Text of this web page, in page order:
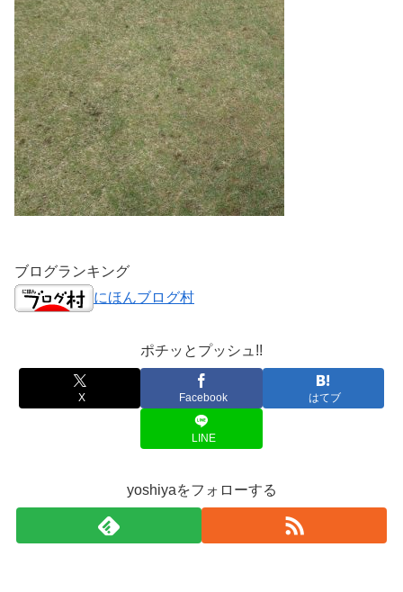
ブログランキング
にほんブログ村
ポチッとプッシュ!!
X Facebook はてブ
LINE
yoshiyaをフォローする